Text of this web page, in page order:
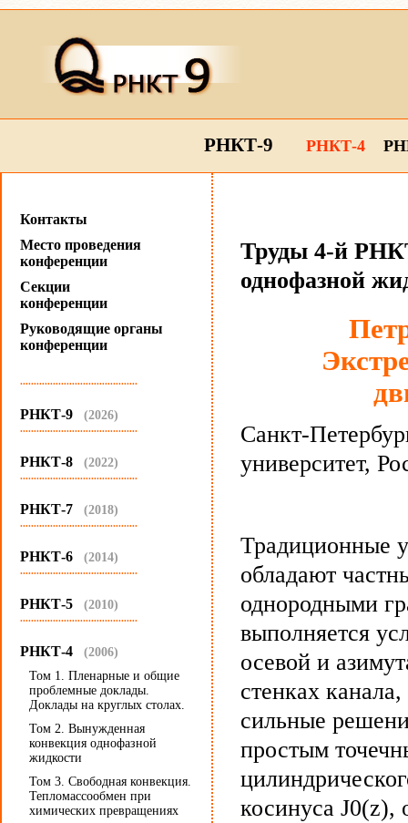
РНКТ-9 РНКТ-4
Контакты
Место проведения
конференции
Секции
конференции
Руководящие органы
конференции
...........................................
РНКТ-9 (2026)
...........................................
РНКТ-8 (2022)
...........................................
РНКТ-7 (2018)
...........................................
РНКТ-6 (2014)
...........................................
РНКТ-5 (2010)
...........................................
РНКТ-4 (2006)
Том 1. Пленарные и общие
проблемные доклады.
Доклады на круглых столах.
Том 2. Вынужденная
конвекция однофазной
жидкости
Том 3. Свободная конвекция.
Тепломассообмен при
химических превращениях
Труды 4-й
однофазной
Санкт-
университет,
Традиционные
обладают
однородными
выполняется
осевой и
стенках
сильные
простым
косинуса